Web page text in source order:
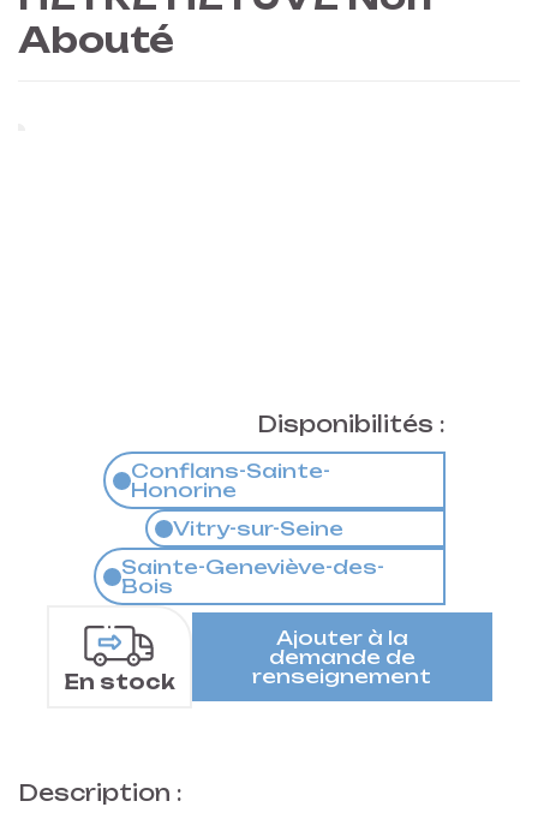
Abouté
Disponibilités :
Conflans-Sainte-
Honorine
Vitry-sur-Seine
Sainte-Geneviève-des-
Bois
En stock
Ajouter à la
demande de
renseignement
Description :